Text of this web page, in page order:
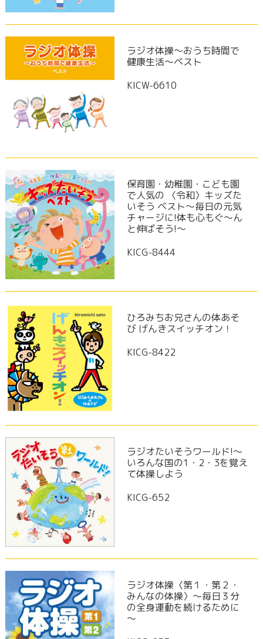
ラジオ体操〜おうち時間で
健康生活〜ベスト
KICW-6610
保育園・幼稚園・こども園
で人気の 〈令和〉キッズた
いそう ベスト～毎日の元気
チャージに!体も心もぐ～ん
と伸ばそう!～
KICG-8444
ひろみちお兄さんの体あそ
び げんきスイッチオン！
KICG-8422
ラジオたいそうワールド!～
いろんな国の1・2・3を覚え
て体操しよう
KICG-652
ラジオ体操〈第１・第２・
みんなの体操〉～毎日３分
の全身運動を続けるために
～